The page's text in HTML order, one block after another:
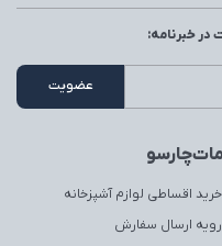
خرید اقساطی لوازم آشپزخانه
رویه ارسال سفارش
خبرنامه: